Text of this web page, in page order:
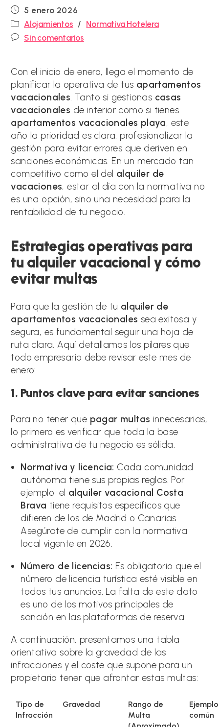
Publicación
de
la
entrada:
5 enero 2026
Categoría
de
la
Alojamientos / Normativa Hotelera
Comentarios
Sin comentarios
Con el inicio de enero, llega el momento de
planificar la operativa de tus apartamentos
vacacionales. Tanto si gestionas casas
vacacionales de interior como si tienes
apartamentos vacacionales playa, este
año la prioridad es clara: profesionalizar la
gestión para evitar errores que deriven en
sanciones económicas. En un mercado tan
competitivo como el del alquiler de
vacaciones, estar al día con la normativa no
es una opción, sino una necesidad para la
rentabilidad de tu negocio.
Estrategias operativas para
tu alquiler vacacional y cómo
evitar multas
Para que la gestión de tu alquiler de
apartamentos vacacionales sea exitosa y
segura, es fundamental seguir una hoja de
ruta clara. Aquí detallamos los pilares que
todo empresario debe revisar este mes de
enero:
1. Puntos clave para evitar sanciones
Para no tener que pagar multas innecesarias,
lo primero es verificar que toda la base
administrativa de tu negocio es sólida.
Normativa y licencia: Cada comunidad
autónoma tiene sus propias reglas. Por
ejemplo, el alquiler vacacional Costa
Brava tiene requisitos específicos que
difieren de los de Madrid o Canarias.
Asegúrate de cumplir con la normativa
local vigente en 2026.
Número de licencias: Es obligatorio que el
número de licencia turística esté visible en
todos tus anuncios. La falta de este dato
es uno de los motivos principales de
sanción en las plataformas de reserva.
A continuación, presentamos una tabla
orientativa sobre la gravedad de las
infracciones y el coste que supone para un
propietario tener que afrontar estas multas:
Tipo de
Infracción
Gravedad
Rango de
Multa
Ejemplo
común